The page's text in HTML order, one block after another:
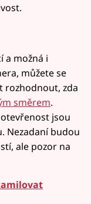
a možná i
můžete se
rozhodnout, zda
směrem.
jsou
Nezadaní budou
ale pozor na